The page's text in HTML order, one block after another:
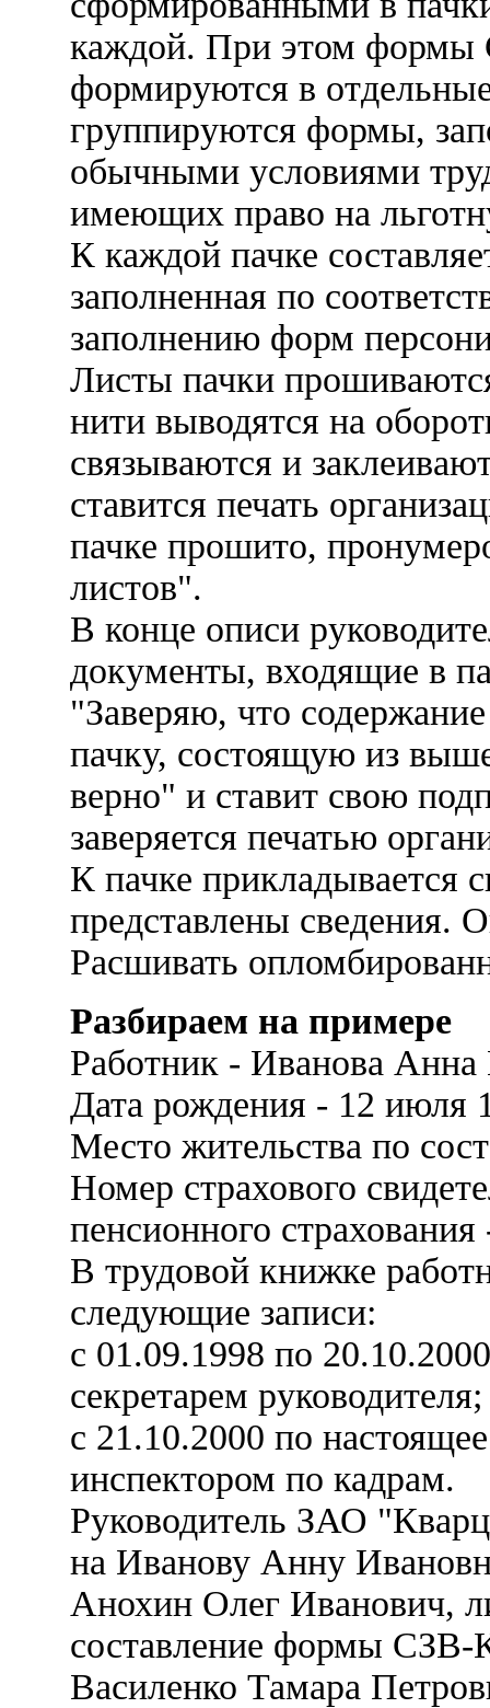
каждой. При этом формы
формируются в
группируются формы,
обычными условиями
имеющих право на
К каждой пачке
заполненная по
заполнению форм
Листы пачки
нити выводятся на
связываются и
ставится печать
пачке прошито,
листов".
В конце описи
документы, входящие в
"Заверяю, что
пачку, состоящую из
верно" и ставит свою
заверяется печатью
К пачке прикладывается
представлены сведения.
Расшивать
Разбираем на примере
Работник - Иванова Анна
Дата рождения - 12 июля
Место жительства по
Номер страхового
пенсионного
В трудовой книжке
следующие записи:
с 01.09.1998 по
секретарем руководителя;
с 21.10.2000 по
инспектором по кадрам.
Руководитель ЗАО
на Иванову Анну
Анохин Олег Иванович,
составление формы СЗВ-
Василенко Тамара